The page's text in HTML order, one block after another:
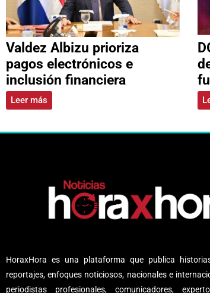
Valdez Albizu prioriza
pagos electrónicos e
inclusión financiera
Leer más
HoraxHora es una plataforma que publica
reportajes, enfoques noticiosos, nacionales e
periodistas profesionales, comunicadores,